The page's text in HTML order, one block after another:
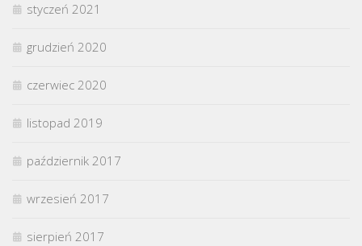
styczeń 2021
grudzień 2020
czerwiec 2020
listopad 2019
październik 2017
wrzesień 2017
sierpień 2017